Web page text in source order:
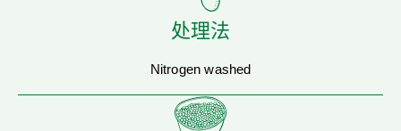
处理法
Nitrogen washed